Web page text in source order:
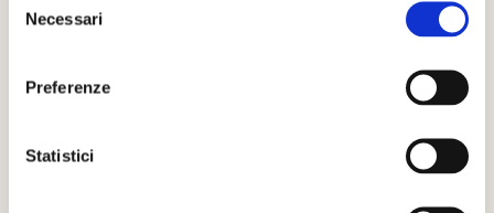
delNecessari
Preferenze
Statistici